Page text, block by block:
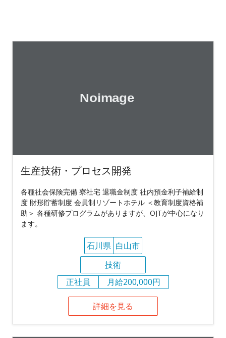
生産技術・プロセス開発
各種社会保険完備 寮社宅 退職金制度 社内預金利子補給制
度 財形貯蓄制度 会員制リゾートホテル ＜教育制度資格補
助＞ 各種研修プログラムがありますが、OJTが中心になり
ます。
石川県 白山市
技術
正社員
月給200,000円
詳細を見る